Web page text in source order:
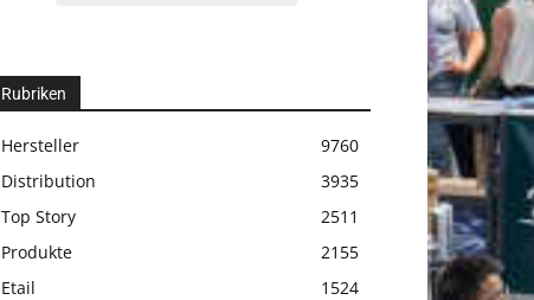
Rubriken
Hersteller
9760
Distribution
3935
Top Story
2511
Produkte
2155
Etail
1524